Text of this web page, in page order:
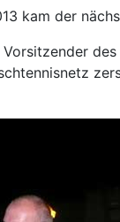
kam der